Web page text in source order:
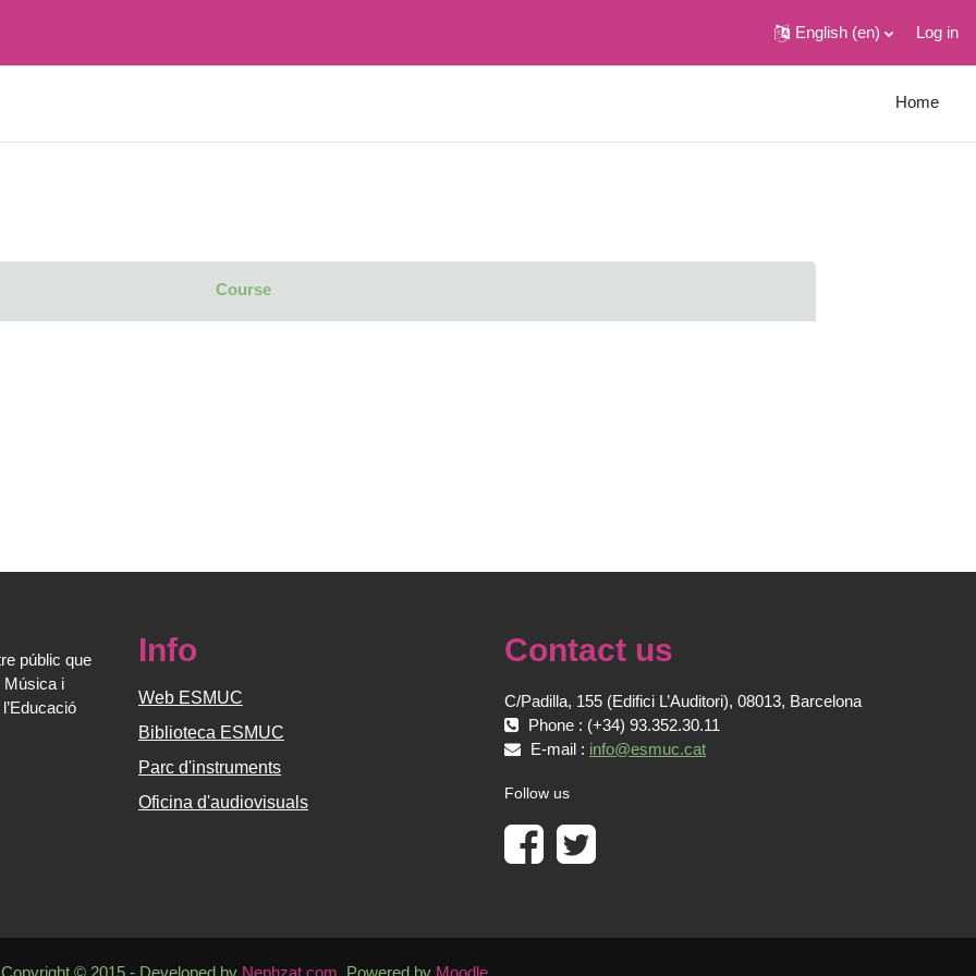
English ‎(en)‎ Log in
Home
Course
públic que
Música i
Info
Web ESMUC
Biblioteca ESMUC
Parc d'instruments
Oficina d'audiovisuals
Contact us
C/Padilla, 155 (Edifici L’Auditori), 08013, Barcelona
Phone : (+34) 93.352.30.11
E-mail : info@esmuc.cat
Follow us
Copyright © 2015 - Developed by Nephzat.com . Powered by Moodle